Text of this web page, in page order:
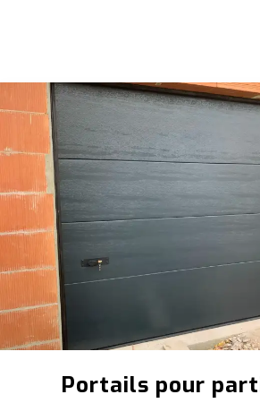
Portails pour